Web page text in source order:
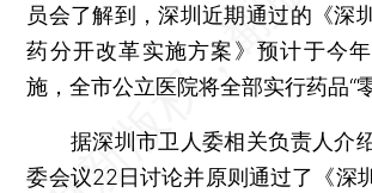
员会了解到，深圳近期通过的《深
药分开改革实施方案》预计于今
施，全市公立医院将全部实行药品“零
据深圳市卫人委相关负责人介
委会议22日讨论并原则通过了《深